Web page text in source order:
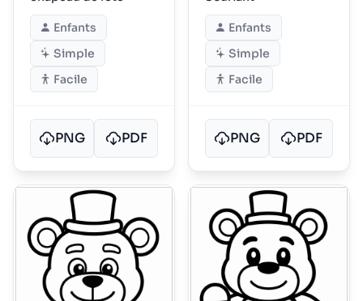
Enfants
Simple
Facile
PNG PDF
Enfants
Simple
Facile
PNG PDF